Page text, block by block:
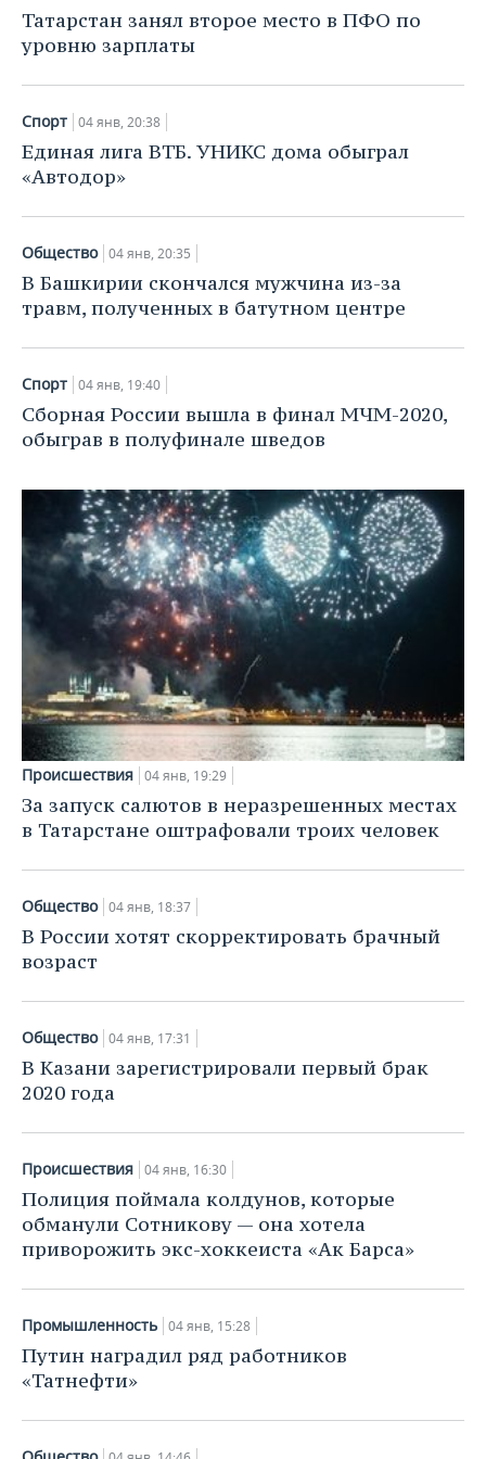
НЕФТЕХИМИЯ
НЕФТЬ
ЭНЕРГЕТИКА
РОЗНИЧНАЯ ТОРГОВЛЯ
ТРАНСПОРТ
УСЛУГИ
НОВОСТИ ТЕХНОЛОГИЙ
IT
МЕДИА
ТЕЛЕКОММУНИКАЦИИ
МЕРОПРИЯТИЯ
НОВОСТИ МЕРОПРИЯТИЙ
ВЫЕЗДНАЯ РЕДАКЦИЯ
БИЗНЕС-БРАНЧИ
ONLINE-КОНФЕРЕНЦИИ
ОТКРЫТАЯ ЛЕКЦИЯ
СПОРТ
НОВОСТИ СПОРТА
ФУТБОЛ
ХОККЕЙ
БАСКЕТБОЛ
КИБЕРСПОРТ
ФИГУРНОЕ КАТАНИЕ
ВОДНЫЕ ВИДЫ СПОРТА
ХОККЕЙ С МЯЧОМ
ОБЩЕСТВО
НОВОСТИ ОБЩЕСТВА
ВЛАСТЬ
ИНФРАСТРУКТУРА
КУЛЬТУРА
МЕДИЦИНА
ОБРАЗОВАНИЕ
ПРОИСШЕСТВИЯ
ФОТОГАЛЕРЕЯ
СЮЖЕТЫ
СПРАВОЧНИК
СПИСОК КОМПАНИЙ
Татарстан занял второе место в ПФО по
уровню зарплаты
Спорт 04 янв, 20:38
Единая лига ВТБ. УНИКС дома обыграл
«Автодор»
Общество 04 янв, 20:35
В Башкирии скончался мужчина из-за
травм, полученных в батутном центре
Спорт 04 янв, 19:40
Сборная России вышла в финал МЧМ-2020,
обыграв в полуфинале шведов
Происшествия 04 янв, 19:29
За запуск салютов в неразрешенных местах
в Татарстане оштрафовали троих человек
Общество 04 янв, 18:37
В России хотят скорректировать брачный
возраст
Общество 04 янв, 17:31
В Казани зарегистрировали первый брак
2020 года
Происшествия 04 янв, 16:30
Полиция поймала колдунов, которые
обманули Сотникову — она хотела
приворожить экс-хоккеиста «Ак Барса»
Промышленность 04 янв, 15:28
Путин наградил ряд работников
«Татнефти»